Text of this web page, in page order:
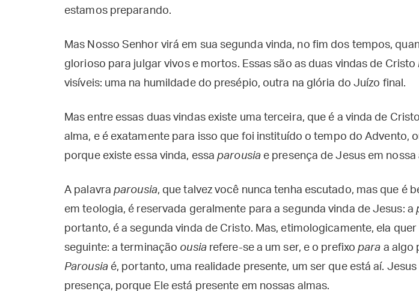
estamos preparando.
Mas Nosso Senhor virá em sua segunda vinda, no fim dos tempos,
glorioso para julgar vivos e mortos. Essas são as duas vindas de Cristo
visíveis: uma na humildade do presépio, outra na glória do Juízo final.
Mas entre essas duas vindas existe uma terceira, que é a vinda de
alma, e é exatamente para isso que foi instituído o tempo do Advento,
porque existe essa vinda, essaparousiae presença de Jesus em nossa
A palavra parousia, que talvez você nunca tenha escutado, mas que é
em teologia, é reservada geralmente para a segunda vinda de Jesus: a
portanto, é a segunda vinda de Cristo. Mas, etimologicamente, ela quer
seguinte: a terminação ousiarefere-se a um ser, e o prefixopara a algo
Parousiaé, portanto, uma realidade presente, um ser que está aí. Jesus
presença, porque Ele está presente em nossas almas.